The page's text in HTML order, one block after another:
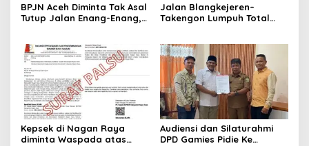
BPJN Aceh Diminta Tak Asal
Tutup Jalan Enang-Enang,
Lukai Hati Rakyat Gayo”
Jalan Blangkejeren–
Takengon Lumpuh Total
Kepsek di Nagan Raya
diminta Waspada atas
Audiensi dan Silaturahmi
DPD Gamies Pidie Ke